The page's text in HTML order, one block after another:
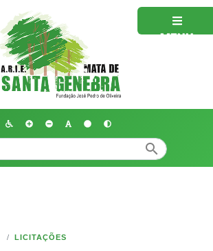
MENU
search
LICITAÇÕES